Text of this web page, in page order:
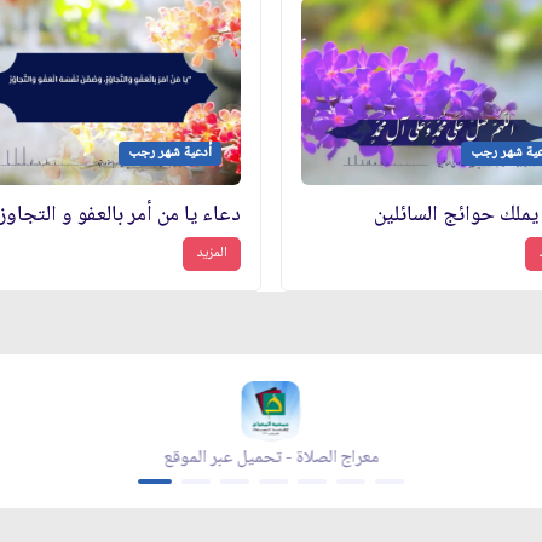
شهر رجب
حوائج السائلين
أدعية شهر رجب
دعاء يا من أمر بالعفو و التجاوز
المزيد
معراج الصلاة - تحميل عبر الموقع